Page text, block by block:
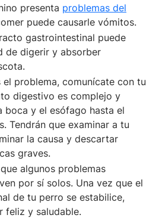
presenta problemas del
puede causarle vómitos.
gastrointestinal puede
de digerir y absorber
el problema, comunícate con tu
digestivo es complejo y
boca y el esófago hasta el
Tendrán que examinar a tu
la causa y descartar
graves.
algunos problemas
por sí solos. Una vez que el
de tu perro se estabilice,
feliz y saludable.